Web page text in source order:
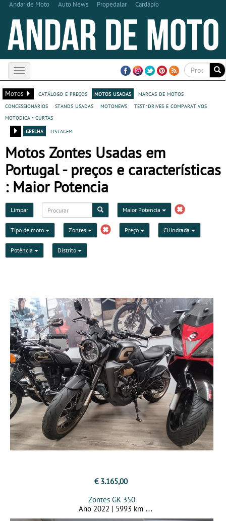
Andar de Moto Auto News Propedalar Cardápio
Toggle
navigation
Motos
catálogo e preços motos usadas
marcas de motos
concessionários
stands usadas motonews
test-drives e comparativos
motodica - curtas
grelha
listagem
Motos Zontes Usadas em
Portugal - preços e características
: Maior Potencia
Limpar Maior Potencia
Tipo de moto Zontes Preço Cilindrada
Potência Distrito
€ 3.165,00
Zontes GK 350
Ano 2022 | 5993 km